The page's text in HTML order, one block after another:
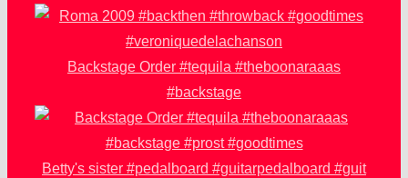
Backstage Order #tequila #theboonaraaas
#backstage
Betty's sister #pedalboard #guitarpedalboard #guit